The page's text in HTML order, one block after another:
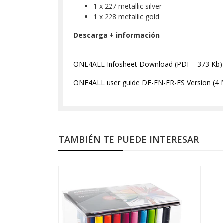
1 x 227 metallic silver
1 x 228 metallic gold
Descarga + información
ONE4ALL Infosheet Download (PDF - 373 Kb)
ONE4ALL user guide DE-EN-FR-ES Version (4
TAMBIÉN TE PUEDE INTERESAR